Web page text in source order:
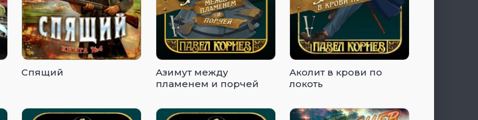
Спящий
Азимут между
пламенем и порчей
Аколит в крови по
локоть